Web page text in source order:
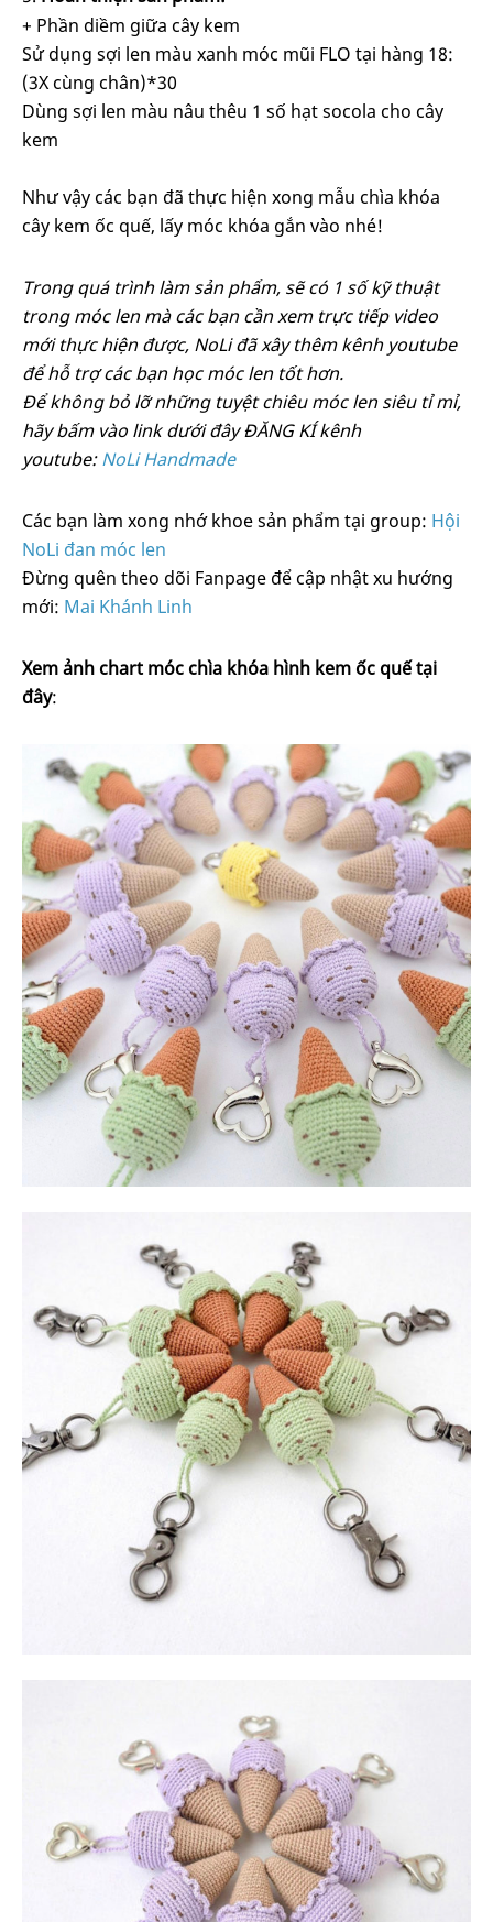
+ Phần diềm giữa cây kem
Sử dụng sợi len màu xanh móc mũi FLO tại hàng 18:
(3X cùng chân)*30
Dùng sợi len màu nâu thêu 1 số hạt socola cho cây
kem
Như vậy các bạn đã thực hiện xong mẫu chìa khóa
cây kem ốc quế, lấy móc khóa gắn vào nhé!
Trong quá trình làm sản phẩm, sẽ có 1 số kỹ thuật
trong móc len mà các bạn cần xem trực tiếp video
mới thực hiện được, NoLi đã xây thêm kênh youtube
để hỗ trợ các bạn học móc len tốt hơn.
Để không bỏ lỡ những tuyệt chiêu móc len siêu tỉ mỉ,
hãy bấm vào link dưới đây ĐĂNG KÍ kênh
youtube:NoLi Handmade
Các bạn làm xong nhớ khoe sản phẩm tại group: Hội
NoLi đan móc len
Đừng quên theo dõi Fanpage để cập nhật xu hướng
mới: Mai Khánh Linh
Xem ảnh chart móc chìa khóa hình kem ốc quế tại
đây: